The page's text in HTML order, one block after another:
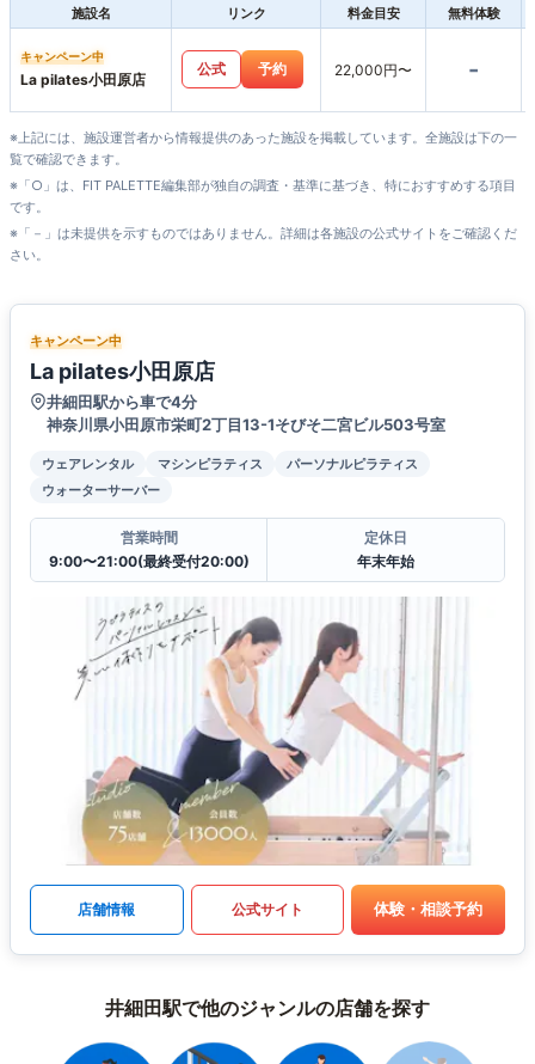
施設名
リンク 料金目安 無料体験
キャンペーン中
La pilates小田原店
公式 予約 22,000円〜 -
※上記には、施設運営者から情報提供のあった施設を掲載しています。全施設は下の一
覧で確認できます。
※「○」は、FIT PALETTE編集部が独自の調査・基準に基づき、特におすすめする項目
です。
※「－」は未提供を示すものではありません。詳細は各施設の公式サイトをご確認くだ
さい。
キャンペーン中
La pilates小田原店
井細田駅から車で4分
神奈川県小田原市栄町2丁目13-1そびそ二宮ビル503号室
ウェアレンタル マシンピラティス
パーソナルピラティス
ウォーターサーバー
営業時間
9:00〜21:00(最終受付20:00)
定休日
年末年始
店舗情報 公式サイト 体験・相談予約
井細田駅で他のジャンルの店舗を探す